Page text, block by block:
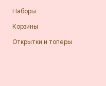
Наборы
Корзины
Открытки и топеры